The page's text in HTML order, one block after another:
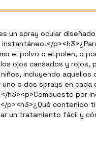
un spray ocular
instantáneo.</p><h3>
el polvo o el polen, o
ojos cansados y
incluyendo
uno o dos sprays en cada
</h3><p>Compuesto por
</p><h3>¿Qué contenido
un tratamiento fácil y